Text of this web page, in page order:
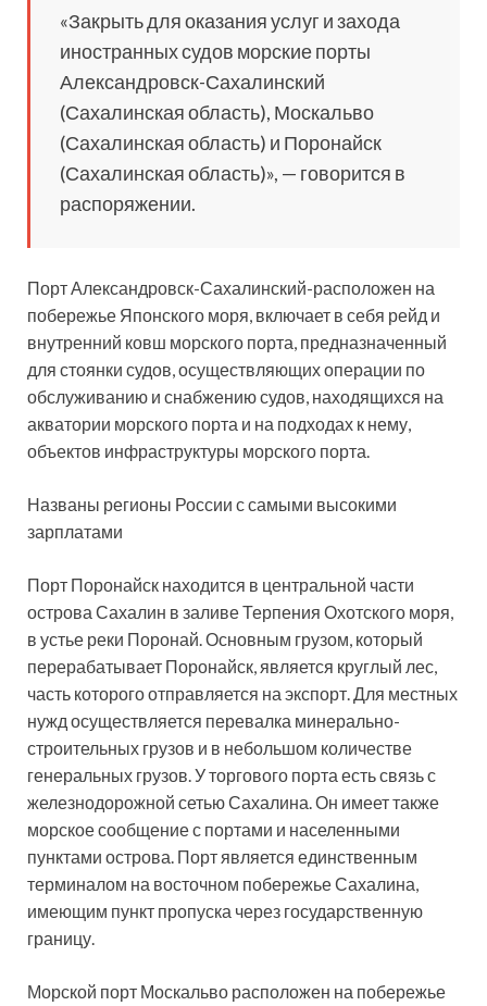
«Закрыть для оказания услуг и захода
иностранных судов морские порты
Александровск-Сахалинский
(Сахалинская область), Москальво
(Сахалинская область) и Поронайск
(Сахалинская область)», — говорится в
распоряжении.
Порт Александровск-Сахалинский-расположен на
побережье Японского моря, включает в себя рейд и
внутренний ковш морского порта, предназначенный
для стоянки судов, осуществляющих операции по
обслуживанию и снабжению судов, находящихся на
акватории морского порта и на подходах к нему,
объектов инфраструктуры морского порта.
Названы регионы России с самыми высокими
зарплатами
Порт Поронайск находится в центральной части
острова Сахалин в заливе Терпения Охотского моря,
в устье реки Поронай. Основным грузом, который
перерабатывает Поронайск, является круглый лес,
часть которого отправляется на экспорт. Для местных
нужд осуществляется перевалка минерально-
строительных грузов и в небольшом количестве
генеральных грузов. У торгового порта есть связь с
железнодорожной сетью Сахалина. Он имеет также
морское сообщение с портами и населенными
пунктами острова. Порт является единственным
терминалом на восточном побережье Сахалина,
имеющим пункт пропуска через государственную
границу.
Морской порт Москальво расположен на побережье